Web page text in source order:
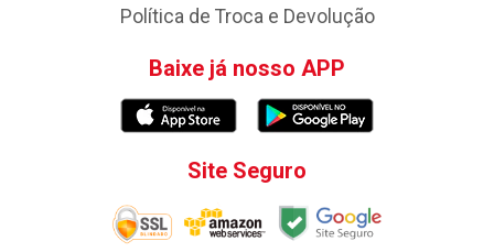
Política de Troca e Devolução
Baixe já nosso APP
Site Seguro